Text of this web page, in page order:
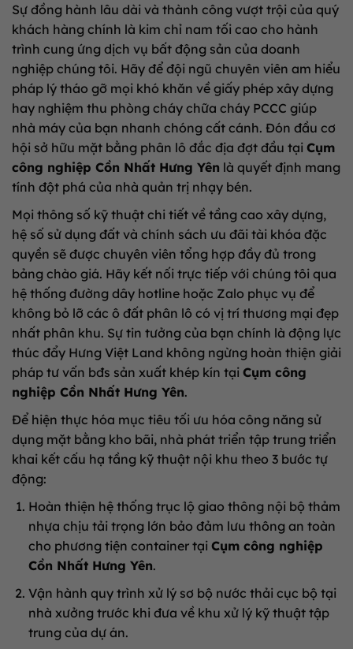
Sự đồng hành lâu dài và thành công vượt trội của quý
khách hàng chính là kim chỉ nam tối cao cho hành
trình cung ứng dịch vụ bất động sản của doanh
nghiệp chúng tôi. Hãy để đội ngũ chuyên viên am hiểu
pháp lý tháo gỡ mọi khó khăn về giấy phép xây dựng
hay nghiệm thu phòng cháy chữa cháy PCCC giúp
nhà máy của bạn nhanh chóng cất cánh. Đón đầu cơ
hội sở hữu mặt bằng phân lô đắc địa đợt đầu tại Cụm
công nghiệp Cồn Nhất Hưng Yên là quyết định mang
tính đột phá của nhà quản trị nhạy bén.
Mọi thông số kỹ thuật chi tiết về tầng cao xây dựng,
hệ số sử dụng đất và chính sách ưu đãi tài khóa đặc
quyền sẽ được chuyên viên tổng hợp đầy đủ trong
bảng chào giá. Hãy kết nối trực tiếp với chúng tôi qua
hệ thống đường dây hotline hoặc Zalo phục vụ để
không bỏ lỡ các ô đất phân lô có vị trí thương mại đẹp
nhất phân khu. Sự tin tưởng của bạn chính là động lực
thúc đẩy Hưng Việt Land không ngừng hoàn thiện giải
pháp tư vấn bđs sản xuất khép kín tại Cụm công
nghiệp Cồn Nhất Hưng Yên.
Để hiện thực hóa mục tiêu tối ưu hóa công năng sử
dụng mặt bằng kho bãi, nhà phát triển tập trung triển
khai kết cấu hạ tầng kỹ thuật nội khu theo 3 bước tự
động:
Hoàn thiện hệ thống trục lộ giao thông nội bộ thảm
nhựa chịu tải trọng lớn bảo đảm lưu thông an toàn
cho phương tiện container tại Cụm công nghiệp
Cồn Nhất Hưng Yên.
Vận hành quy trình xử lý sơ bộ nước thải cục bộ tại
nhà xưởng trước khi đưa về khu xử lý kỹ thuật tập
trung của dự án.